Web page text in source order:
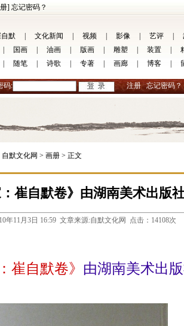
] 忘记密码？
默 文化新闻 视频 影像 艺评
国画 油画 版画 雕塑 装置
随笔 诗歌 专著 画廊 博客
码: 注册 忘记密码？
自默文化网 > 画册 > 正文
崔自默卷》由湖南美术出版
年11月3日 16:59 文章来源:自默文化网 点击：14108次
崔自默卷》 由湖南美术出